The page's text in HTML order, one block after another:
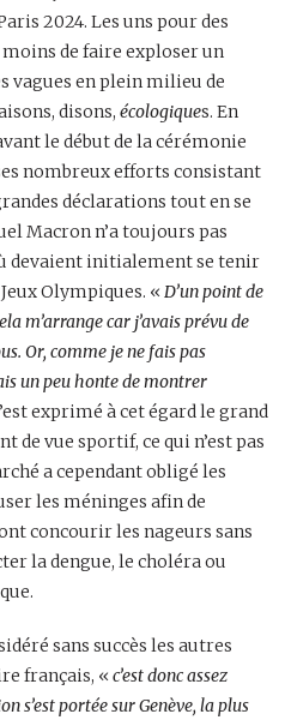
2024. Les uns pour des
de faire exploser un
vagues en plein milieu de
disons,écologiques. En
le début de la cérémonie
nombreux efforts consistant
déclarations tout en se
Macron n’a toujours pas
devaient initialement se tenir
Olympiques. «D’un point de
m’arrange car j’avais prévu de
Or, comme je ne fais pas
un peu honte de montrer
exprimé à cet égard le grand
de vue sportif, ce qui n’est pas
a cependant obligé les
les méninges afin de
concourir les nageurs sans
la dengue, le choléra ou
sans succès les autres
français, «c’est donc assez
s’est portée sur Genève, la plus